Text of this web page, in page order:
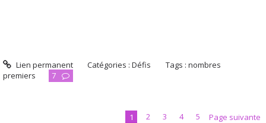
Lien permanent Catégories :Défis Tags :nombres
premiers
7
1 2 3 4 5 Page suivante